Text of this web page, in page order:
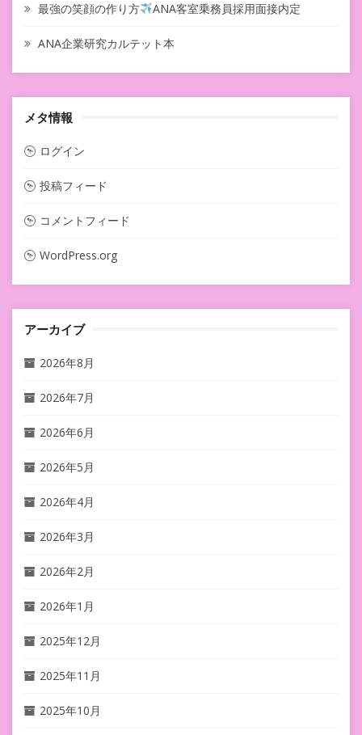
最強の笑顔の作り方 ANA客室乗務員採用面接内定
ANA企業研究カルテット本
メタ情報
ログイン
投稿フィード
コメントフィード
WordPress.org
アーカイブ
2026年8月
2026年7月
2026年6月
2026年5月
2026年4月
2026年3月
2026年2月
2026年1月
2025年12月
2025年11月
2025年10月